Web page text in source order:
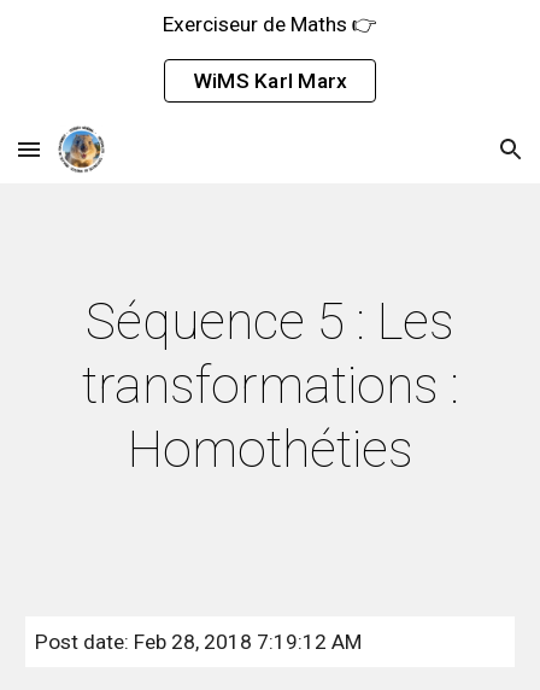
Exerciseur de Maths 👉
WiMS Karl Marx
Séquence 5 : Les
transformations :
Homothéties
Post date: Feb 28, 2018 7:19:12 AM